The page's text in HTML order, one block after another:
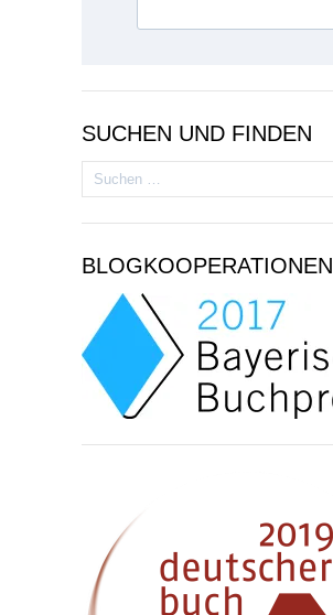
SUCHEN UND FINDEN
Suchen
nach:
BLOGKOOPERATIONEN